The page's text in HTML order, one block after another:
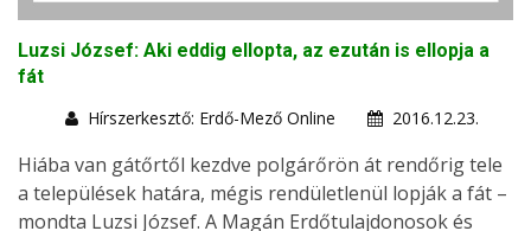
Luzsi József: Aki eddig ellopta, az ezután is ellopja a
fát
Hírszerkesztő: Erdő-Mező Online
2016.12.23.
Hiába van gátőrtől kezdve polgárőrön át rendőrig tele
a települések határa, mégis rendületlenül lopják a fát –
mondta Luzsi József. A Magán Erdőtulajdonosok és